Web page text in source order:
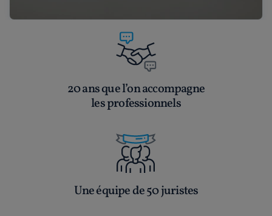
20 ans que l’on accompagne
les professionnels
Une équipe de 50 juristes